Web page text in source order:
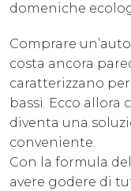
domeniche
Comprare
costa ancora
caratterizzano
bassi. Ecco
diventa una
conveniente.
Con la formula
avere godere di